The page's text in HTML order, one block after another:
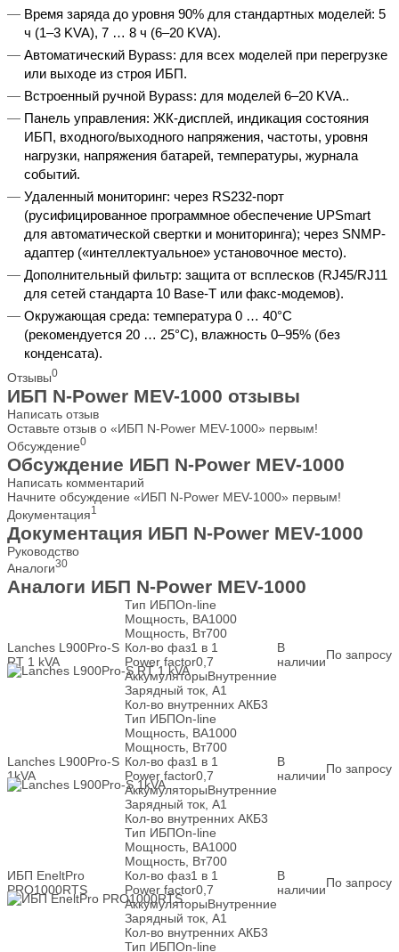
Время заряда до уровня 90% для стандартных моделей: 5
ч (1–3 KVA), 7 … 8 ч (6–20 KVA).
Автоматический Bypass: для всех моделей при перегрузке
или выходе из строя ИБП.
Встроенный ручной Bypass: для моделей 6–20 KVA..
Панель управления: ЖК-дисплей, индикация состояния
ИБП, входного/выходного напряжения, частоты, уровня
нагрузки, напряжения батарей, температуры, журнала
событий.
Удаленный мониторинг: через RS232-порт
(русифицированное программное обеспечение UPSmart
для автоматической свертки и мониторинга); через SNMP-
адаптер («интеллектуальное» установочное место).
Дополнительный фильтр: защита от всплесков (RJ45/RJ11
для сетей стандарта 10 Base-T или факс-модемов).
Окружающая среда: температура 0 … 40°C
(рекомендуется 20 … 25°C), влажность 0–95% (без
конденсата).
Отзывы0
ИБП N-Power MEV-1000 отзывы
Написать отзыв
Оставьте отзыв о «ИБП N-Power MEV-1000» первым!
Обсуждение0
Обсуждение ИБП N-Power MEV-1000
Написать комментарий
Начните обсуждение «ИБП N-Power MEV-1000» первым!
Документация1
Документация ИБП N-Power MEV-1000
Руководство
Аналоги30
Аналоги ИБП N-Power MEV-1000
Lanches L900Pro-S
RT 1 kVA
Тип ИБПOn-line
Мощность, ВА1000
Мощность, Вт700
Кол-во фаз1 в 1
Power factor0,7
АккумуляторыВнутренние
Зарядный ток, А1
Кол-во внутренних АКБ3
В
наличииПо запросу
Lanches L900Pro-S
1kVA
Тип ИБПOn-line
Мощность, ВА1000
Мощность, Вт700
Кол-во фаз1 в 1
Power factor0,7
АккумуляторыВнутренние
Зарядный ток, А1
Кол-во внутренних АКБ3
В
наличииПо запросу
ИБП EneltPro
PRO1000RTS
Тип ИБПOn-line
Мощность, ВА1000
Мощность, Вт700
Кол-во фаз1 в 1
Power factor0,7
АккумуляторыВнутренние
Зарядный ток, А1
Кол-во внутренних АКБ3
В
наличииПо запросу
Тип ИБПOn-line